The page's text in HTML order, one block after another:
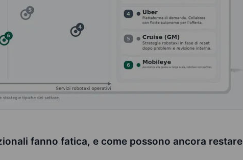
fanno fatica, e come possono ancora restare